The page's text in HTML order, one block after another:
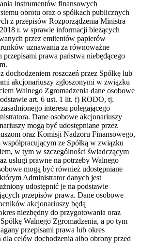
instrumentów finansowych
obrotu oraz o spółkach publicznych
z przepisów Rozporządzenia Ministra
r. w sprawie informacji bieżących
przez emitentów papierów
uznawania za równoważne
prawa państwa niebędącego
dochodzeniem roszczeń przez Spółkę lub
akcjonariuszy zgłoszonymi w związku
Walnego Zgromadzenia dane osobowe
art. 6 ust. 1 lit. f) RODO, tj.
interesu polegającego
Dane osobowe akcjonariuszy
mogą być udostępniane przez
oraz Komisji Nadzoru Finansowego,
ze Spółką w związku
w tym w szczególności świadczącym
usługi prawne na potrzeby Walnego
mogą być również udostępniane
Administrator danych jest
udostępnić je na podstawie
przepisów prawa. Dane osobowe
akcjonariuszy będą
niezbędny do przygotowania oraz
Walnego Zgromadzenia, a po tym
przepisami prawa lub okres
dla celów dochodzenia albo obrony przed